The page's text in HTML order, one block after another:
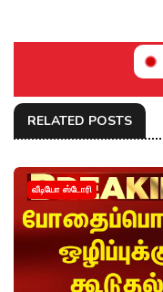
RELATED POSTS
வீடியோ ஸ்டோரி